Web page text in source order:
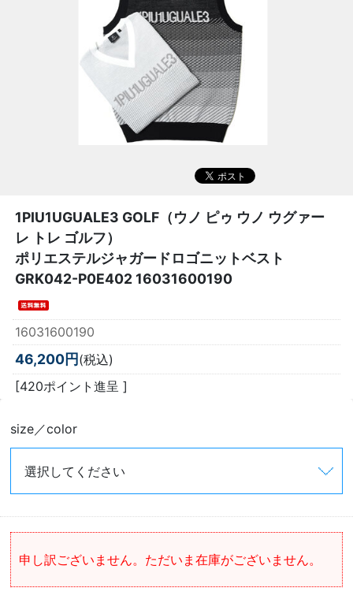
1PIU1UGUALE3 GOLF（ウノ ピゥ ウノ ウグァー
レ トレ ゴルフ）
ポリエステルジャガードロゴニットベスト
GRK042-P0E402 16031600190
16031600190
46,200円(税込)
[420ポイント進呈 ]
size／color
申し訳ございません。ただいま在庫がございません。